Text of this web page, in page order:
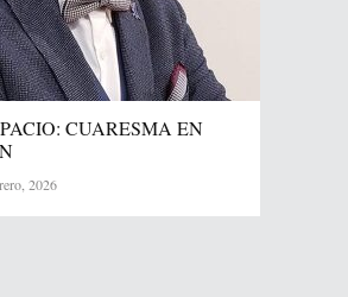
CUARESMA EN
2026